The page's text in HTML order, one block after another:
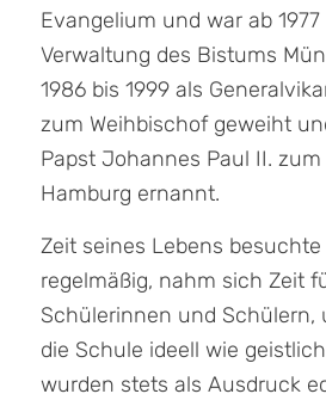
Evangelium und war ab
Verwaltung des Bistums
1986 bis 1999 als
zum Weihbischof geweiht
Papst Johannes Paul II.
Hamburg ernannt.
Zeit seines Lebens besuchte
regelmäßig, nahm sich Zeit
Schülerinnen und Schülern,
die Schule ideell wie
wurden stets als Ausdruck